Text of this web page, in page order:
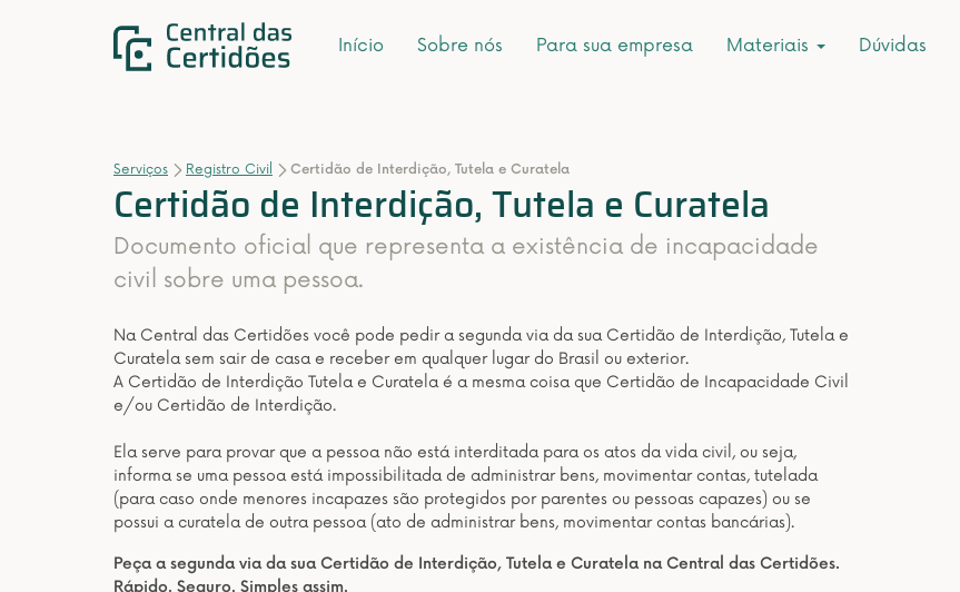
Início Sobre nós Para sua empresa Materiais Dúvidas
Serviços Registro Civil Certidão de Interdição, Tutela e Curatela
Certidão de Interdição, Tutela e Curatela
Documento oficial que representa a existência de incapacidade
civil sobre uma pessoa.
Na Central das Certidões você pode pedir a segunda via da sua Certidão de Interdição, Tutela e
Curatela sem sair de casa e receber em qualquer lugar do Brasil ou exterior.
A Certidão de Interdição Tutela e Curatela é a mesma coisa que Certidão de Incapacidade Civil
e/ou Certidão de Interdição.
Ela serve para provar que a pessoa não está interditada para os atos da vida civil, ou seja,
informa se uma pessoa está impossibilitada de administrar bens, movimentar contas, tutelada
(para caso onde menores incapazes são protegidos por parentes ou pessoas capazes) ou se
possui a curatela de outra pessoa (ato de administrar bens, movimentar contas bancárias).
Peça a segunda via da sua Certidão de Interdição, Tutela e Curatela na Central das Certidões.
Rápido. Seguro. Simples assim.